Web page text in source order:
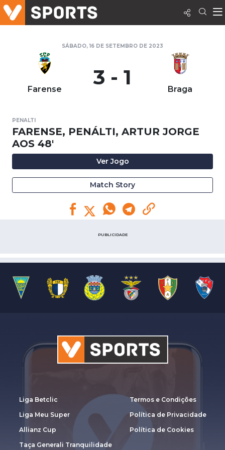
SÁBADO, 16 DE SETEMBRO DE 2023
Farense 3 - 1 Braga
PENALTI
FARENSE, PENÁLTI, ARTUR JORGE
AOS 48'
Ver Jogo
Match Story
PUBLICIDADE
Liga Betclic
Liga Meu Super
Allianz Cup
Taça Generali Tranquilidade
Termos e Condições
Política de Privacidade
Política de Cookies